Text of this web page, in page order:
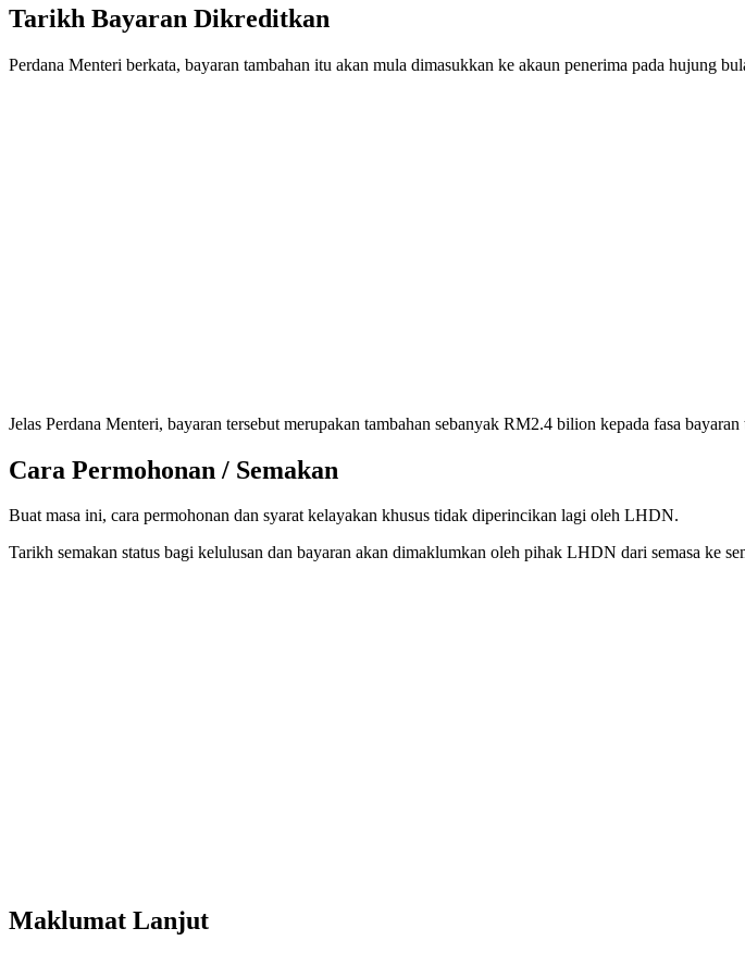
Tarikh Bayaran Dikreditkan
Perdana Menteri berkata, bayaran tambahan itu akan mula dimasukkan ke akaun penerima pada hujung
Jelas Perdana Menteri, bayaran tersebut merupakan tambahan sebanyak RM2.4 bilion kepada fasa
Cara Permohonan / Semakan
Buat masa ini, cara permohonan dan syarat kelayakan khusus tidak diperincikan lagi oleh LHDN.
Tarikh semakan status bagi kelulusan dan bayaran akan dimaklumkan oleh pihak LHDN dari semasa ke
Maklumat Lanjut